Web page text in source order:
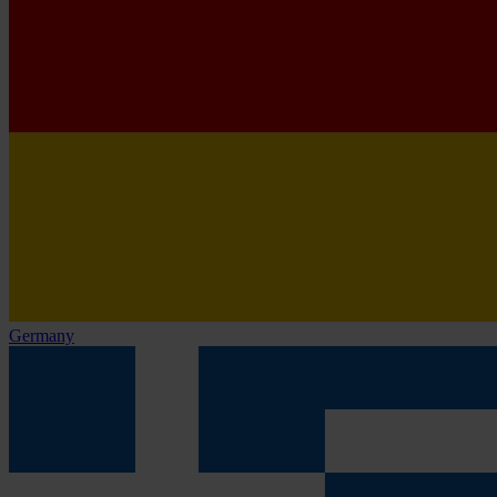
Germany